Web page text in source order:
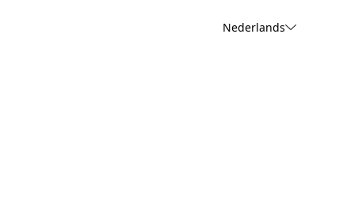
Nederlands